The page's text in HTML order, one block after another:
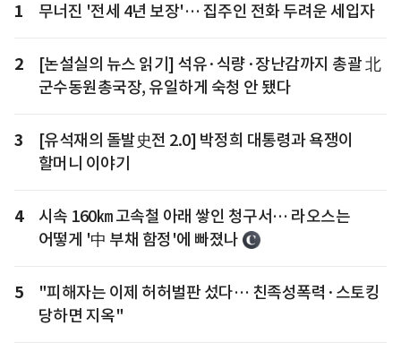
1 무너진 '전세 4년 보장'… 집주인 전화 두려운 세입자
2
[논설실의 뉴스 읽기] 석유·식량·장난감까지 총괄 北
군수동원총국장, 유일하게 숙청 안 됐다
3
[유석재의 돌발史전 2.0] 박정희 대통령과 욕쟁이
할머니 이야기
4
시속 160㎞ 고속철 아래 쌓인 청구서… 라오스는
어떻게 '中 부채 함정'에 빠졌나
5
"피해자는 이제 허허벌판 섰다… 친족성폭력·스토킹
당하면 지옥"